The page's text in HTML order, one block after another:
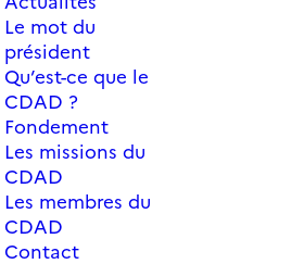
Le mot du
président
Qu’est-ce que le
CDAD ?
Fondement
Les missions du
CDAD
Les membres du
CDAD
Contact